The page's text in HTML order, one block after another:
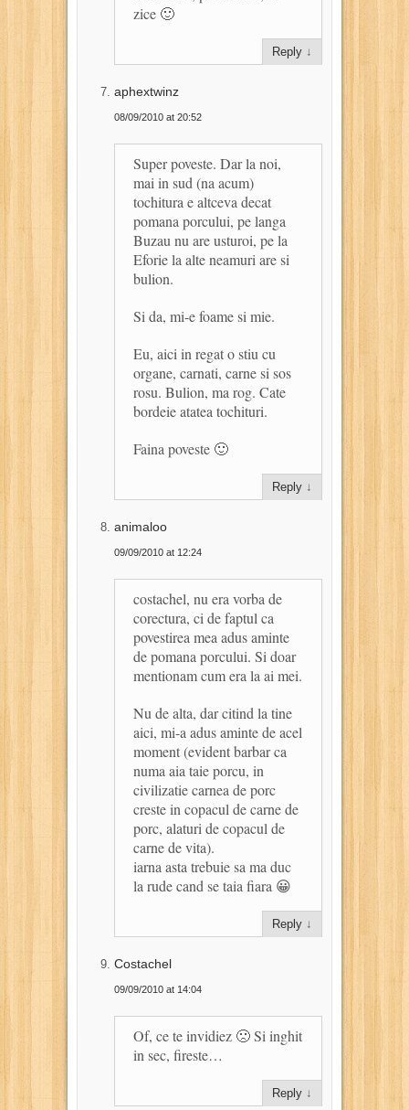
zice 🙂
Reply ↓
aphextwinz
08/09/2010 at 20:52
Super poveste. Dar la noi,
mai in sud (na acum)
tochitura e altceva decat
pomana porcului, pe langa
Buzau nu are usturoi, pe la
Eforie la alte neamuri are si
bulion.
Si da, mi-e foame si mie.
Eu, aici in regat o stiu cu
organe, carnati, carne si sos
rosu. Bulion, ma rog. Cate
bordeie atatea tochituri.
Faina poveste 🙂
Reply ↓
animaloo
09/09/2010 at 12:24
costachel, nu era vorba de
corectura, ci de faptul ca
povestirea mea adus aminte
de pomana porcului. Si doar
mentionam cum era la ai mei.
Nu de alta, dar citind la tine
aici, mi-a adus aminte de acel
moment (evident barbar ca
numa aia taie porcu, in
civilizatie carnea de porc
creste in copacul de carne de
porc, alaturi de copacul de
carne de vita).
iarna asta trebuie sa ma duc
la rude cand se taia fiara 😀
Reply ↓
Costachel
09/09/2010 at 14:04
Of, ce te invidiez 🙁 Si inghit
in sec, fireste…
Reply ↓